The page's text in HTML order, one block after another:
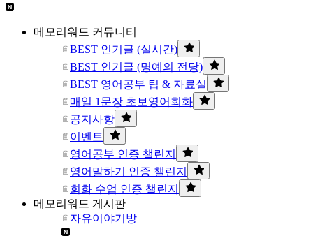
메모리워드 커뮤니티
BEST 인기글 (실시간)
BEST 인기글 (명예의 전당)
BEST 영어공부 팁 & 자료실
매일 1문장 초보영어회화
공지사항
이벤트
영어공부 인증 챌린지
영어말하기 인증 챌린지
회화 수업 인증 챌린지
메모리워드 게시판
자유이야기방